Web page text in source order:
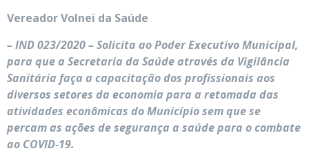
Vereador Volnei da Saúde
– IND 023/2020 – Solicita ao Poder Executivo Municipal,
para que a Secretaria da Saúde através da Vigilância
Sanitária faça a capacitação dos profissionais aos
diversos setores da economia para a retomada das
atividades econômicas do Município sem que se
percam as ações de segurança a saúde para o combate
ao COVID-19.